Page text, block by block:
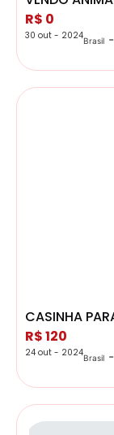
R$ 0
30 out - 2024Brasil -
CASINHA
R$ 120
24 out - 2024Brasil -